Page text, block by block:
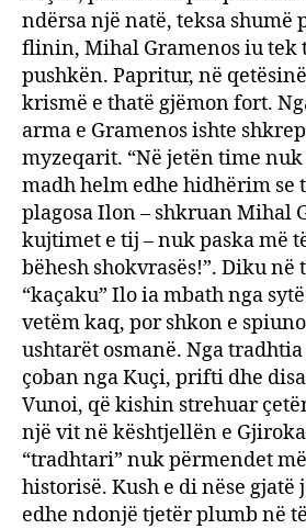
ndërsa një natë, teksa shumë
flinin, Mihal Gramenos iu tek
pushkën. Papritur, në
krismë e thatë gjëmon fort.
arma e Gramenos ishte
myzeqarit. “Në jetën time
madh helm edhe hidhërim se
plagosa Ilon – shkruan Mihal
kujtimet e tij – nuk paska më
bëhesh shokvrasës!”. Diku në
“kaçaku” Ilo ia mbath nga
vetëm kaq, por shkon e
ushtarët osmanë. Nga
çoban nga Kuçi, prifti dhe
Vunoi, që kishin strehuar
një vit në kështjellën e
“tradhtari” nuk përmendet
historisë. Kush e di nëse gjatë
edhe ndonjë tjetër plumb në